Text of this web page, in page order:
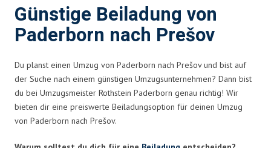
Günstige Beiladung von
Paderborn nach Prešov
Du planst einen Umzug von Paderborn nach Prešov und bist auf
der Suche nach einem günstigen Umzugsunternehmen? Dann bist
du bei Umzugsmeister Rothstein Paderborn genau richtig! Wir
bieten dir eine preiswerte Beiladungsoption für deinen Umzug
von Paderborn nach Prešov.